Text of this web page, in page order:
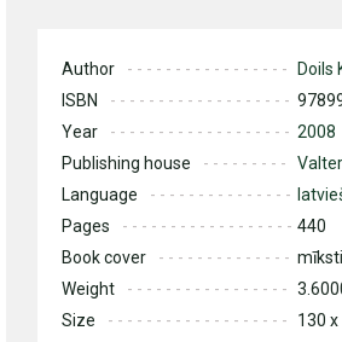
Author
Doils
ISBN
Year
2008
Publishing house
Language
Pages
440
Book cover
Weight
Size
130 x